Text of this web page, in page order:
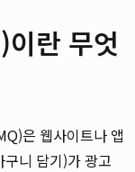
란 무엇
은 웹사이트나 앱
니 담기)가 광고